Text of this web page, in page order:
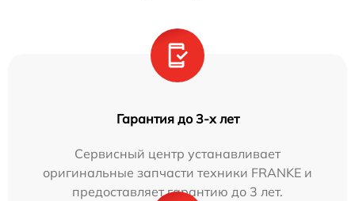
Гарантия до 3-х лет
Сервисный центр устанавливает
оригинальные запчасти техники FRANKE и
предоставляет гарантию до 3 лет.